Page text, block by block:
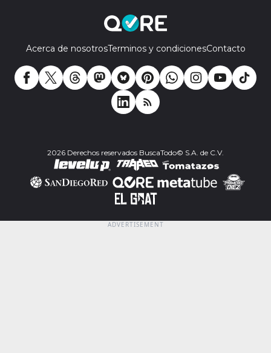
Acerca de nosotrosTerminos y condicionesContacto
2026 Derechos reservados BuscaTodo© S.A. de C.V.